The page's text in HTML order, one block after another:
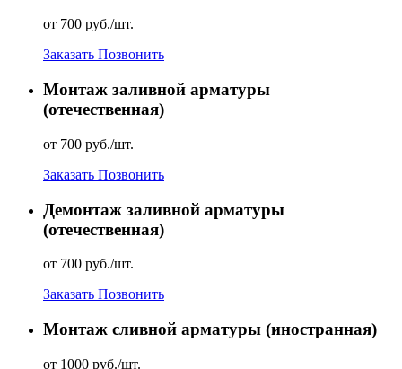
от 700 руб./шт.
Заказать Позвонить
Монтаж заливной арматуры
(отечественная)
от 700 руб./шт.
Заказать Позвонить
Демонтаж заливной арматуры
(отечественная)
от 700 руб./шт.
Заказать Позвонить
Монтаж сливной арматуры (иностранная)
от 1000 руб./шт.